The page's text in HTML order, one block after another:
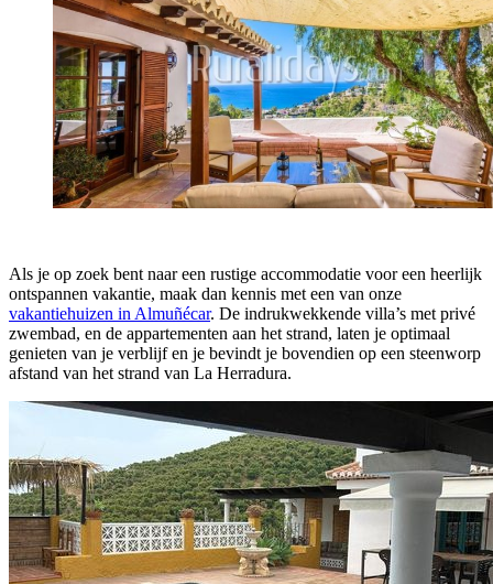
Als je op zoek bent naar een rustige accommodatie voor een heerlijk
ontspannen vakantie, maak dan kennis met een van onze
vakantiehuizen in Almuñécar. De indrukwekkende villa’s met privé
zwembad, en de appartementen aan het strand, laten je optimaal
genieten van je verblijf en je bevindt je bovendien op een steenworp
afstand van het strand van La Herradura.